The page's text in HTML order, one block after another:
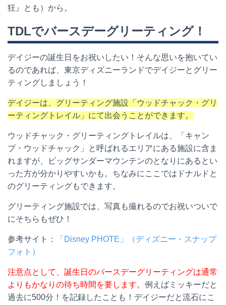
狂』とも）から。
TDLでバースデーグリーティング！
デイジーの誕生日をお祝いしたい！そんな思いを抱いてい
るのであれば、東京ディズニーランドでデイジーとグリー
ティングしましょう！
デイジーは、グリーティング施設「ウッドチャック・グリ
ーティングトレイル」にて出会うことができます。
ウッドチャック・グリーティングトレイルは、「キャン
プ・ウッドチャック」と呼ばれるエリアにある施設に含ま
れますが、ビッグサンダーマウンテンのとなりにあるとい
った方が分かりやすいかも。ちなみにここではドナルドと
のグリーティングもできます。
グリーティング施設では、写真も撮れるのでお祝いついで
にそちらもぜひ！
参考サイト： 「Disney PHOTE」（ディズニー・スナップ
フォト）
注意点として、誕生日のバースデーグリーティングは通常
よりもかなりの待ち時間を要します。 例えばミッキーだと
過去に500分！を記録したことも！デイジーだと流石にこ